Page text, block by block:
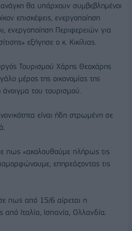
ανάγκη θα υπάρχουν συμβεβλημένοι
επισκέψεις, ενεργοποίηση
ενεργοποίηση Περιφερειών για
εξήγησε ο κ. Κικίλιας.
Τουρισμού Χάρης Θεοχάρης
μέρος της οικονομίας της
άνοιγμα του τουρισμού.
είναι ήδη στρωμένη σε
πως «ακολουθούμε πλήρως τις
επηρεάζοντας τις
πως από 15/6 αίρεται η
από Ιταλία, Ισπανία, Ολλανδία.